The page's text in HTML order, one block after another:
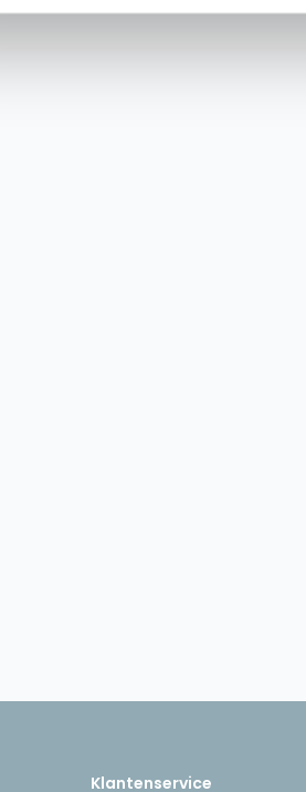
Klantenservice